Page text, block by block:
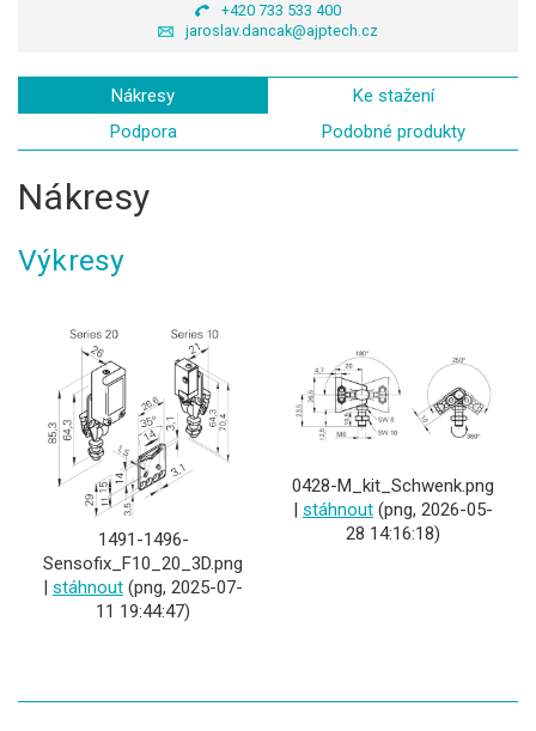
+420 733 533 400
jaroslav.dancak@ajptech.cz
Nákresy
Ke stažení
Podpora
Podobné produkty
Nákresy
Výkresy
1491-1496-
Sensofix_F10_20_3D.png
| stáhnout (png, 2025-07-
11 19:44:47)
0428-M_kit_Schwenk.png
stáhnout (png, 2026-05-
28 14:16:18)